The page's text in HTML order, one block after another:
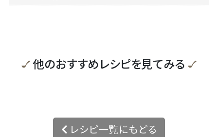
他のおすすめレシピを見てみる
レシピ一覧にもどる